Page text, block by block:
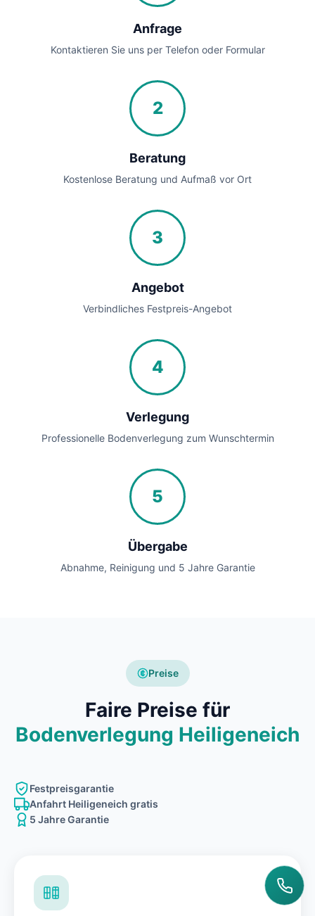
Anfrage
Kontaktieren Sie uns per Telefon oder Formular
2
Beratung
Kostenlose Beratung und Aufmaß vor Ort
3
Angebot
Verbindliches Festpreis-Angebot
4
Verlegung
Professionelle Bodenverlegung zum Wunschtermin
5
Übergabe
Abnahme, Reinigung und 5 Jahre Garantie
Preise
Faire Preise für
Bodenverlegung Heiligeneich
Festpreisgarantie
Anfahrt Heiligeneich gratis
5 Jahre Garantie